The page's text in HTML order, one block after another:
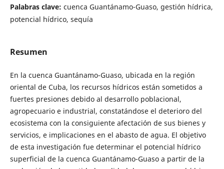
Palabras clave: cuenca Guantánamo-Guaso, gestión hídrica,
potencial hídrico, sequía
Resumen
En la cuenca Guantánamo-Guaso, ubicada en la región
oriental de Cuba, los recursos hídricos están sometidos a
fuertes presiones debido al desarrollo poblacional,
agropecuario e industrial, constatándose el deterioro del
ecosistema con la consiguiente afectación de sus bienes y
servicios, e implicaciones en el abasto de agua. El objetivo
de esta investigación fue determinar el potencial hídrico
superficial de la cuenca Guantánamo-Guaso a partir de la